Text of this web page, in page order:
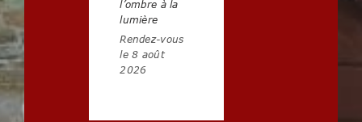
l’ombre à la
lumière
Rendez-vous
le 8 août
2026